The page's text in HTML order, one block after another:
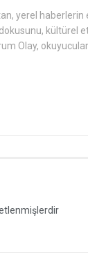
yerel
kültürel
Olay,